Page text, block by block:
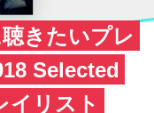
きたいプレ
Selected
イリスト